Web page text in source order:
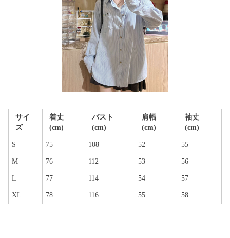
サイ
ズ
着丈
(cm)
バスト
(cm)
肩幅
(cm)
袖丈
(cm)
S 75 108 52 55
M 76 112 53 56
L 77 114 54 57
XL 78 116 55 58